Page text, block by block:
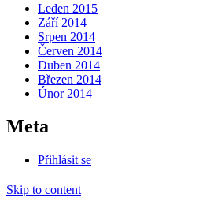
Leden 2015
Září 2014
Srpen 2014
Červen 2014
Duben 2014
Březen 2014
Únor 2014
Meta
Přihlásit se
Skip to content